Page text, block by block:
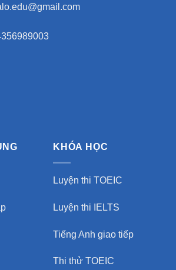
KHÓA HỌC
Luyện thi TOEIC
Luyện thi IELTS
Tiếng Anh giao tiếp
Thi thử TOEIC